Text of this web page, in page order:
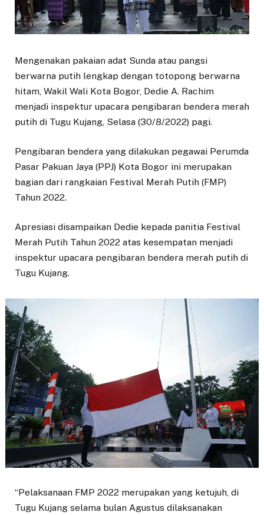
Mengenakan pakaian adat Sunda atau pangsi
berwarna putih lengkap dengan totopong berwarna
hitam, Wakil Wali Kota Bogor, Dedie A. Rachim
menjadi inspektur upacara pengibaran bendera merah
putih di Tugu Kujang, Selasa (30/8/2022) pagi.
Pengibaran bendera yang dilakukan pegawai Perumda
Pasar Pakuan Jaya (PPJ) Kota Bogor ini merupakan
bagian dari rangkaian Festival Merah Putih (FMP)
Tahun 2022.
Apresiasi disampaikan Dedie kepada panitia Festival
Merah Putih Tahun 2022 atas kesempatan menjadi
inspektur upacara pengibaran bendera merah putih di
Tugu Kujang.
“Pelaksanaan FMP 2022 merupakan yang ketujuh, di
Tugu Kujang selama bulan Agustus dilaksanakan